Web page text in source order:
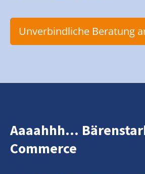
Unverbindliche Beratung
Aaaahhh...
Commerce